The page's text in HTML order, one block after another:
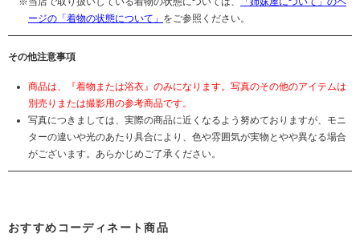
ージの「着物の状態について」 をご参照ください。
その他注意事項
商品は、『着物または浴衣』のみになります。写真のその他のアイテムは
別売りまたは撮影用の参考商品です。
写真につきましては、実際の商品に近くなるよう努めておりますが、モニ
ターの違いや光のあたり具合により、色や雰囲気が実物とやや異なる場合
がございます。あらかじめご了承ください。
おすすめコーディネート商品